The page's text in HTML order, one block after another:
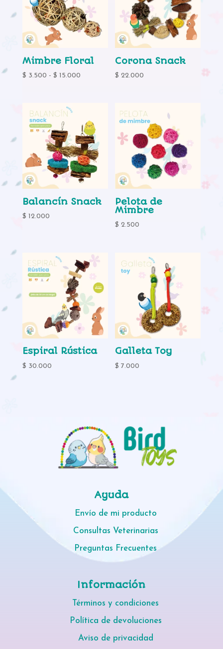
Mimbre Floral
$ 3.500 - $ 15.000Rango
$ 3.500
hasta
$ 15.000
Corona Snack
$ 22.000
Balancín Snack
$ 12.000
Pelota de
Mimbre
$ 2.500
Espiral Rústica
$ 30.000
Galleta Toy
$ 7.000
Ayuda
Envío de mi producto
Consultas Veterinarias
Preguntas Frecuentes
Información
Términos y condiciones
Política de devoluciones
Aviso de privacidad